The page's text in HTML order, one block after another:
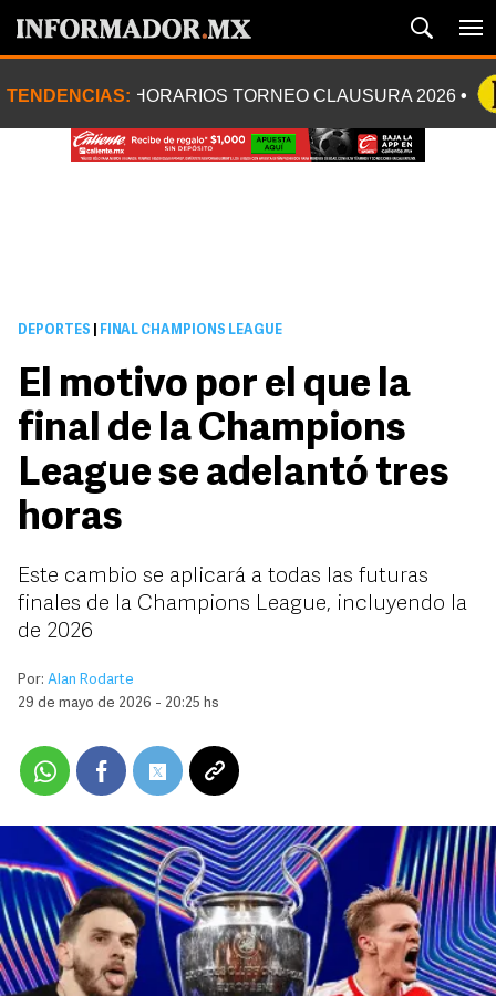
TENDENCIAS: HORARIOS TORNEO CLAUSURA 2026
DEPORTES FINAL CHAMPIONS LEAGUE
El motivo por el que la
final de la Champions
League se adelantó tres
horas
Este cambio se aplicará a todas las futuras
finales de la Champions League, incluyendo la
de 2026
Por: Alan Rodarte
29 de mayo de 2026 - 20:25 hs